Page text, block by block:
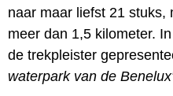
naar maar liefst 21 stuks,
meer dan 1,5 kilometer.
de trekpleister
waterpark van de